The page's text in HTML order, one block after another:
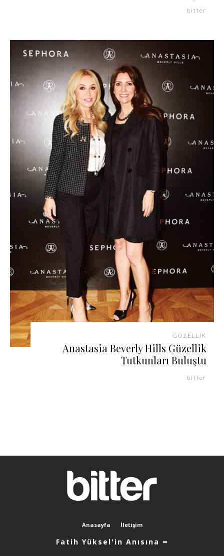
bitter
GÜZELLIK
Anastasia Beverly Hills Güzellik
Tutkunları Buluştu
bitter
Anasayfa İletişim
Fatih Yüksel'in Anısına ∞